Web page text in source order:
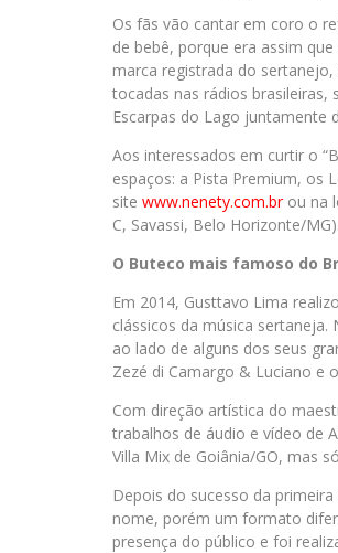
Os fãs vão cantar em coro o
de bebê, porque era assim
marca registrada do
tocadas nas rádios
Escarpas do Lago juntamente
Aos interessados em curtir o
espaços: a Pista Premium, os
site www.nenety.com.brou na
C, Savassi, Belo Horizonte/MG).
O Buteco mais famoso do
Em 2014, Gusttavo Lima
clássicos da música
ao lado de alguns dos seus
Zezé di Camargo & Luciano e
Com direção artística do
trabalhos de áudio e vídeo de
Villa Mix de Goiânia/GO, mas
Depois do sucesso da
nome, porém um formato
presença do público e foi